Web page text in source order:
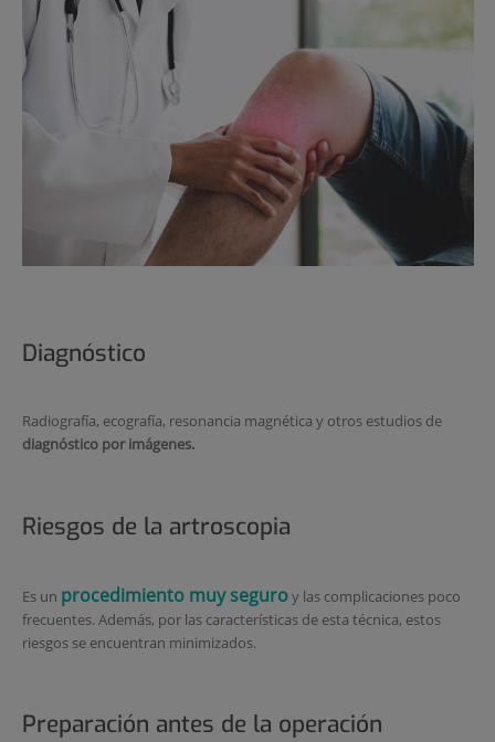
Diagnóstico
Radiografía, ecografía, resonancia magnética y otros estudios de
diagnóstico por imágenes.
Riesgos de la artroscopia
Es un procedimiento muy seguroy las complicaciones poco
frecuentes. Además, por las características de esta técnica, estos
riesgos se encuentran minimizados.
Preparación antes de la operación